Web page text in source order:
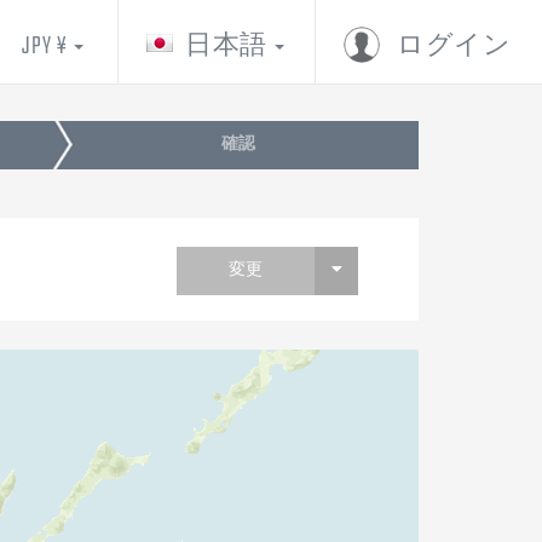
ログイン
日本語
JPY ¥
確認
変更